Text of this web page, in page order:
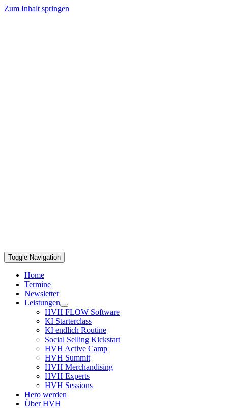
Zum Inhalt springen
Toggle Navigation
Home
Termine
Newsletter
Leistungen
HVH FLOW Software
KI Starterclass
KI endlich Routine
Social Selling Kickstart
HVH Active Camp
HVH Summit
HVH Merchandising
HVH Experts
HVH Sessions
Hero werden
Über HVH